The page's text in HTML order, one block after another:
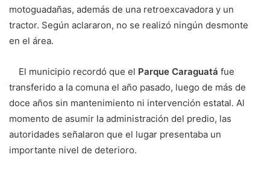
motoguadañas, además de una retroexcavadora y un
tractor. Según aclararon, no se realizó ningún desmonte
en el área.
El municipio recordó que el Parque Caraguatá fue
transferido a la comuna el año pasado, luego de más de
doce años sin mantenimiento ni intervención estatal. Al
momento de asumir la administración del predio, las
autoridades señalaron que el lugar presentaba un
importante nivel de deterioro.